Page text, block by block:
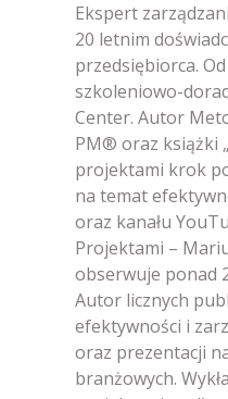
Ekspert
20 letnim
przedsiębiorca.
szkoleniowo-
Center. Autor
PM® oraz książki
projektami krok
na temat
oraz kanału
Projektami –
obserwuje ponad
Autor licznych
efektywności i
oraz prezentacji
branżowych.